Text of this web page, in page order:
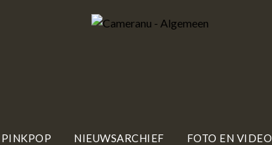
PINKPOP NIEUWSARCHIEF FOTO EN VIDEO